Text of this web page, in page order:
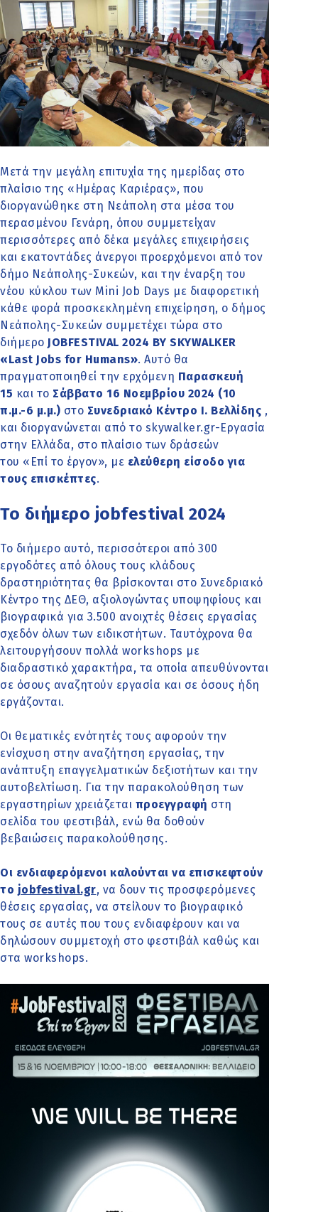
Μετά την μεγάλη επιτυχία της ημερίδας στο
πλαίσιο της «Ημέρας Καριέρας», που
διοργανώθηκε στη Νεάπολη στα μέσα του
περασμένου Γενάρη, όπου συμμετείχαν
περισσότερες από δέκα μεγάλες επιχειρήσεις
και εκατοντάδες άνεργοι προερχόμενοι από τον
δήμο Νεάπολης-Συκεών, και την έναρξη του
νέου κύκλου των Mini Job Days με διαφορετική
κάθε φορά προσκεκλημένη επιχείρηση, ο δήμος
Νεάπολης-Συκεών συμμετέχει τώρα στο
διήμερο JOBFESTIVAL 2024 BY SKYWALKER
«Last Jobs for Humans». Αυτό θα
πραγματοποιηθεί την ερχόμενη Παρασκευή
15 και το Σάββατο 16 Νοεμβρίου 2024 (10
π.μ.-6 μ.μ.) στο Συνεδριακό Κέντρο Ι. Βελλίδης ,
και διοργανώνεται από το skywalker.gr-Εργασία
στην Ελλάδα, στο πλαίσιο των δράσεών
του «Επί το έργον», με ελεύθερη είσοδο για
τους επισκέπτες.
Το διήμερο jobfestival 2024
Το διήμερο αυτό, περισσότεροι από 300
εργοδότες από όλους τους κλάδους
δραστηριότητας θα βρίσκονται στο Συνεδριακό
Κέντρο της ΔΕΘ, αξιολογώντας υποψηφίους και
βιογραφικά για 3.500 ανοιχτές θέσεις εργασίας
σχεδόν όλων των ειδικοτήτων. Ταυτόχρονα θα
λειτουργήσουν πολλά workshops με
διαδραστικό χαρακτήρα, τα οποία απευθύνονται
σε όσους αναζητούν εργασία και σε όσους ήδη
εργάζονται.
Οι θεματικές ενότητές τους αφορούν την
ενίσχυση στην αναζήτηση εργασίας, την
ανάπτυξη επαγγελματικών δεξιοτήτων και την
αυτοβελτίωση. Για την παρακολούθηση των
εργαστηρίων χρειάζεται προεγγραφή στη
σελίδα του φεστιβάλ, ενώ θα δοθούν
βεβαιώσεις παρακολούθησης.
Οι ενδιαφερόμενοι καλούνται να επισκεφτούν
το jobfestival.gr, να δουν τις προσφερόμενες
θέσεις εργασίας, να στείλουν το βιογραφικό
τους σε αυτές που τους ενδιαφέρουν και να
δηλώσουν συμμετοχή στο φεστιβάλ καθώς και
στα workshops.